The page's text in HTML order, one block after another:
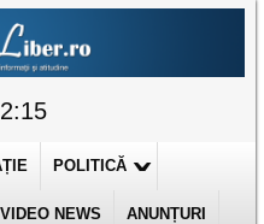
POLITICĂ
VIDEO NEWS ANUNȚURI